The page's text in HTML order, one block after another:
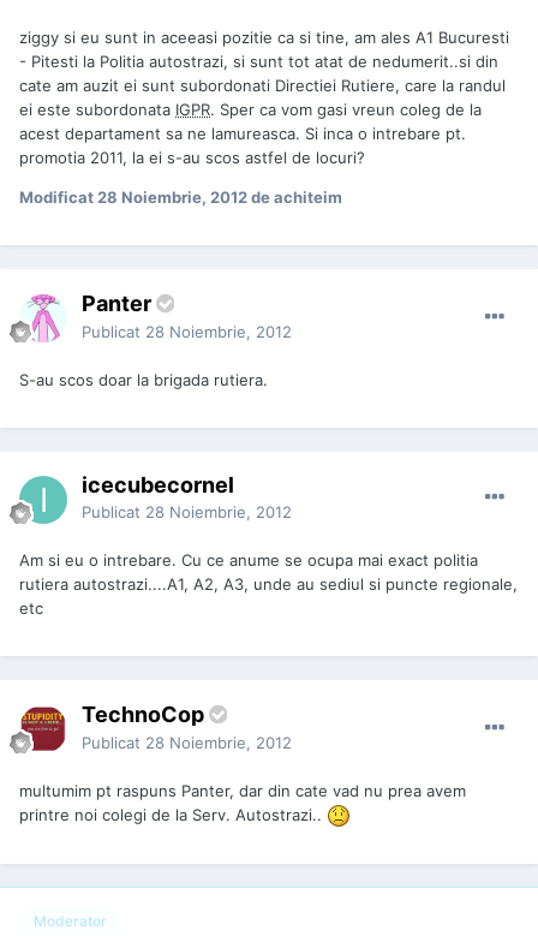
ziggy si eu sunt in aceeasi pozitie ca si tine, am ales A1 Bucuresti
- Pitesti la Politia autostrazi, si sunt tot atat de nedumerit..si din
cate am auzit ei sunt subordonati Directiei Rutiere, care la randul
ei este subordonata IGPR. Sper ca vom gasi vreun coleg de la
acest departament sa ne lamureasca. Si inca o intrebare pt.
promotia 2011, la ei s-au scos astfel de locuri?
Modificat 28 Noiembrie, 2012de achiteim
Panter
Publicat 28 Noiembrie, 2012
S-au scos doar la brigada rutiera.
icecubecornel
Publicat 28 Noiembrie, 2012
Am si eu o intrebare. Cu ce anume se ocupa mai exact politia
rutiera autostrazi....A1, A2, A3, unde au sediul si puncte regionale,
etc
TechnoCop
Publicat 28 Noiembrie, 2012
multumim pt raspuns Panter, dar din cate vad nu prea avem
printre noi colegi de la Serv. Autostrazi..
Moderator